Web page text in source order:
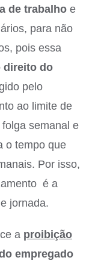
de trabalho e
para não
pois essa
direito do
pelo
ao limite de
semanal e
o tempo que
Por isso,
é a
jornada.
a proibição
empregado